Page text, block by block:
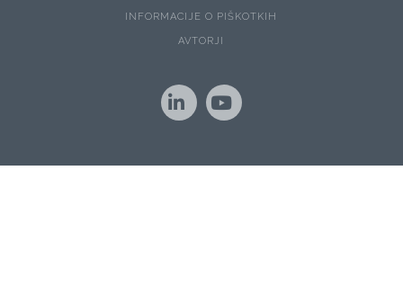
INFORMACIJE O PIŠKOTKIH
AVTORJI